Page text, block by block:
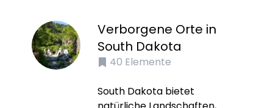
Verborgene Orte in
South Dakota
40 Elemente
South Dakota bietet